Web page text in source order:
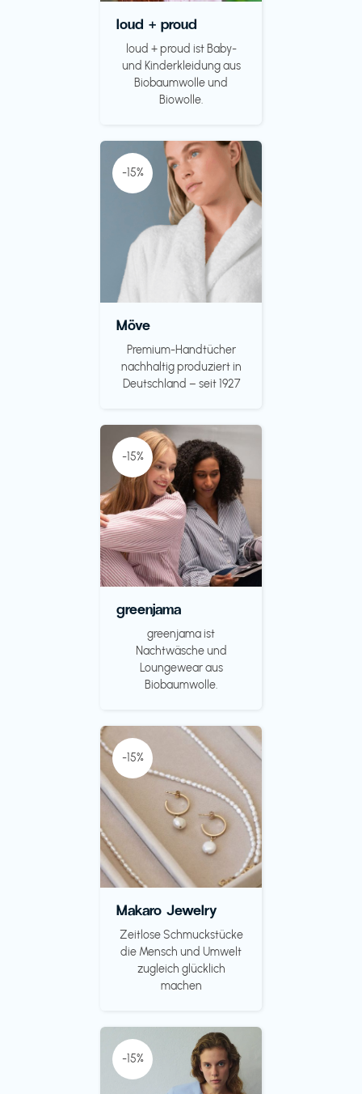
loud + proud
loud + proud ist Baby-
und Kinderkleidung aus
Biobaumwolle und
Biowolle.
-15%
Möve
Premium-Handtücher
nachhaltig produziert in
Deutschland – seit 1927
-15%
greenjama
greenjama ist
Nachtwäsche und
Loungewear aus
Biobaumwolle.
-15%
Makaro Jewelry
Zeitlose Schmuckstücke
die Mensch und Umwelt
zugleich glücklich
machen
-15%